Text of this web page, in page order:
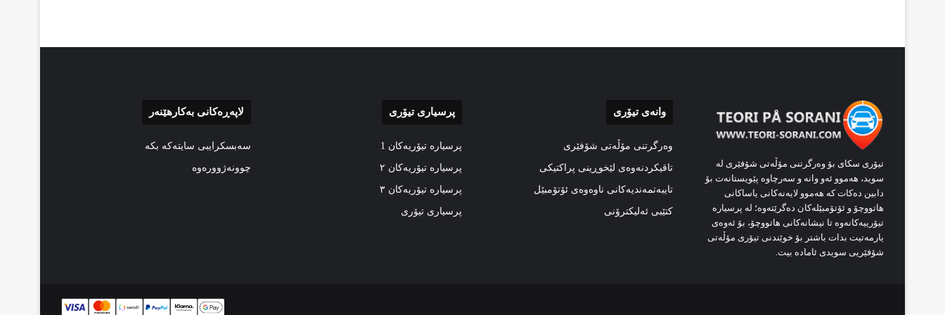
تیۆری سکای بۆ وەرگرتنی مۆڵەتی شۆفێری لە
سوید، هەموو ئەو وانە و سەرچاوە پێویستانەت بۆ
دابین دەکات کە هەموو لایەنەکانی یاساکانی
هاتووچۆ و ئۆتۆمبێلەکان دەگرێتەوە؛ لە پرسیارە
تیۆرییەکانەوە تا نیشانەکانی هاتووچۆ، بۆ ئەوەی
یارمەتیت بدات باشتر بۆ خوێندنی تیۆری مۆڵەتی
شۆفێریی سویدی ئامادە بیت.
وانەی تیۆری
وەرگرتنی مۆڵەتی شۆفێری
تاقیکردنەوەی لێخوڕینی پراکتیکی
تایبەتمەندیەکانی ناوەوەی ئۆتۆمبێل
کتێبی ئەلیکترۆنی
پرسیاری تیۆری
پرسیارە تیۆریەکان 1
پرسیارە تیۆریەکان ٢
پرسیارە تیۆریەکان ٣
پرسیاری تیۆری
لاپەڕەکانی بەکارهێنەر
سەبسکرایبی سایتەکە بکە
چوونەژوورەوە